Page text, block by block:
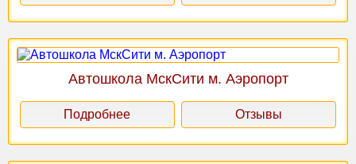
Автошкола МскСити м. Аэропорт
Подробнее Отзывы